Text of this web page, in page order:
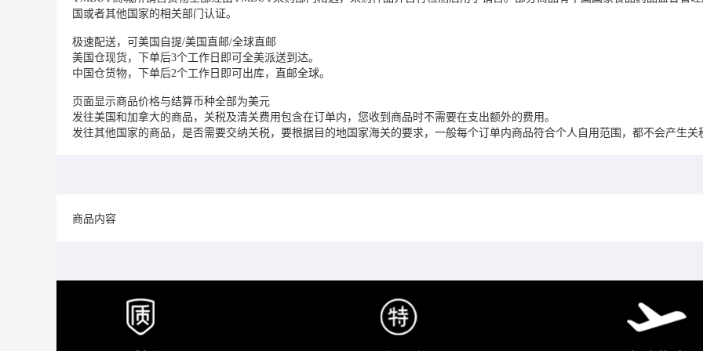
国或者其他国家的相关部门认证。
极速配送，可美国自提/美国直邮/全球直邮
美国仓现货，下单后3个工作日即可全美派送到达。
中国仓货物，下单后2个工作日即可出库，直邮全球。
页面显示商品价格与结算币种全部为美元
发往美国和加拿大的商品，关税及清关费用包含在订单内，您收到商品时不需要在支出额外的费用。
发往其他国家的商品，是否需要交纳关税，要根据目的地国家海关的要求，一般每个订单内商品符合个人自用范围，都不会产生关
商品内容